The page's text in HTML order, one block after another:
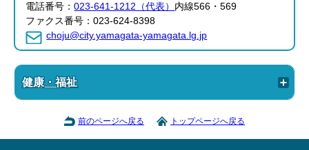
電話番号：023-641-1212（代表） 内線566・569
ファクス番号：023-624-8398
choju@city.yamagata-yamagata.lg.jp
健康・福祉
前のページへ戻る トップページへ戻る